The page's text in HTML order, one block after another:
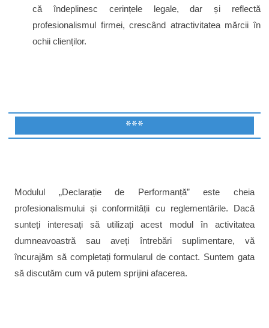
că îndeplinesc cerințele legale, dar și reflectă
profesionalismul firmei, crescând atractivitatea mărcii în
ochii clienților.
***
Modulul „Declarație de Performanță” este cheia
profesionalismului și conformității cu reglementările. Dacă
sunteți interesați să utilizați acest modul în activitatea
dumneavoastră sau aveți întrebări suplimentare, vă
încurajăm să completați formularul de contact. Suntem gata
să discutăm cum vă putem sprijini afacerea.